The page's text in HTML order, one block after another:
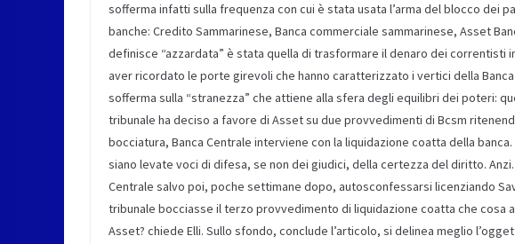
sofferma infatti sulla frequenza con cui è stata usata l’arma del blocco dei
banche: Credito Sammarinese, Banca commerciale sammarinese, Asset
definisce “azzardata” è stata quella di trasformare il denaro dei correntisti
aver ricordato le porte girevoli che hanno caratterizzato i vertici della
sofferma sulla “stranezza” che attiene alla sfera degli equilibri dei poteri:
tribunale ha deciso a favore di Asset su due provvedimenti di Bcsm
bocciatura, Banca Centrale interviene con la liquidazione coatta della
siano levate voci di difesa, se non dei giudici, della certezza del diritto.
Centrale salvo poi, poche settimane dopo, autosconfessarsi licenziando
tribunale bocciasse il terzo provvedimento di liquidazione coatta che cosa
Asset? chiede Elli. Sullo sfondo, conclude l’articolo, si delinea meglio